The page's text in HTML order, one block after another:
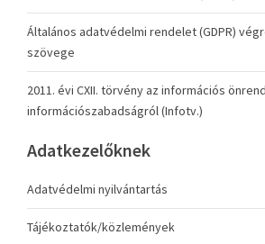
Általános adatvédelmi rendelet (GDPR)
szövege
2011. évi CXII. törvény az információs
információszabadságról (Infotv.)
Adatkezelőknek
Adatvédelmi nyilvántartás
Tájékoztatók/közlemények